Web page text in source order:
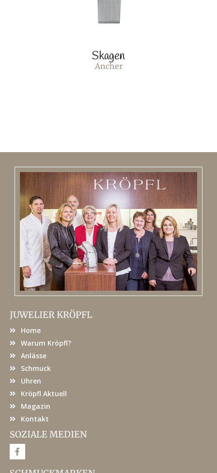
Skagen
Ancher
JUWELIER KRÖPFL
Home
Warum Kröpfl?
Anlässe
Schmuck
Uhren
Kröpfl Aktuell
Magazin
Kontakt
SOZIALE MEDIEN
F
a
e